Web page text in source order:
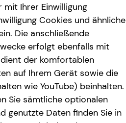
Ihrer Einwilligung
Cookies und ähnliche
Die anschließende
erfolgt ebenfalls mit
dient der komfortablen
auf Ihrem Gerät sowie die
wie YouTube) beinhalten.
Sie sämtliche optionalen
genutzte Daten finden Sie in